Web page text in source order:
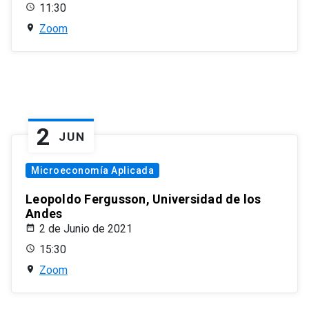
11:30
Zoom
2 JUN
Microeconomía Aplicada
Leopoldo Fergusson, Universidad de los
Andes
2 de Junio de 2021
15:30
Zoom